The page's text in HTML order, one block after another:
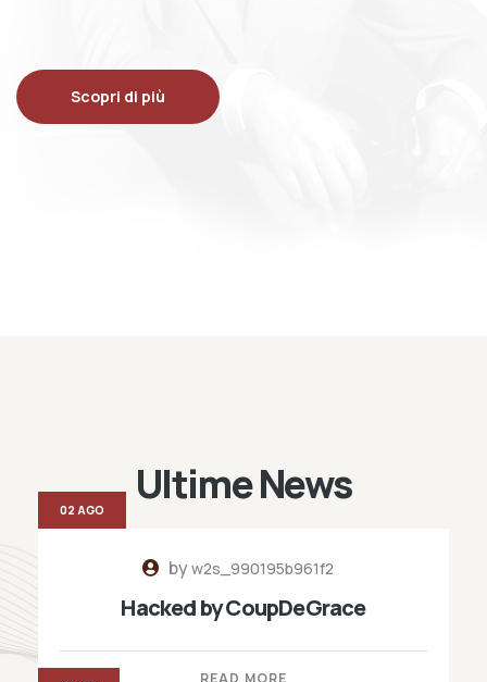
Scopri di più
Ultime News
byw2s_990195b961f2
Hacked by CoupDeGrace
READ MORE
02 AGO